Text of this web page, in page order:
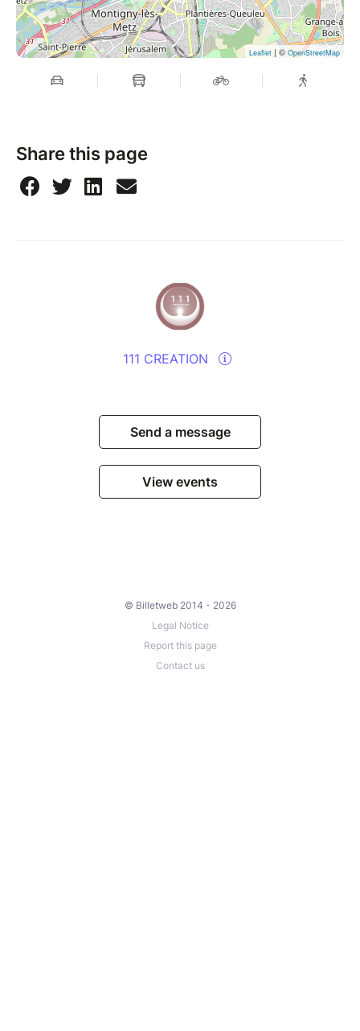
Leaflet | © OpenStreetMap
Share this page
111 CREATION
Send a message
View events
© Billetweb 2014 - 2026
Legal Notice
Report this page
Contact us